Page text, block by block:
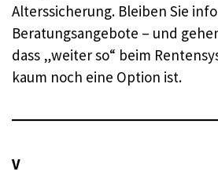
Alterssicherung. Bleiben Sie
Beratungsangebote – und
dass „weiter so“ beim
kaum noch eine Option ist.
V